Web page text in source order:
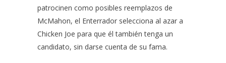
patrocinen como posibles reemplazos de
McMahon, el Enterrador selecciona al azar a
Chicken Joe para que él también tenga un
candidato, sin darse cuenta de su fama.